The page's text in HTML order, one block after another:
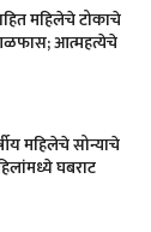
महिलेचे टोकाचे
आत्महत्येचे
महिलेचे सोन्याचे
घबराट